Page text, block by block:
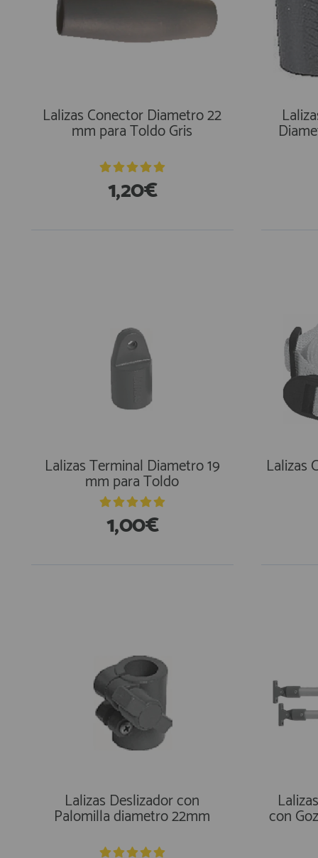
Lalizas Conector Diametro 22
mm para Toldo Gris
1,20€
Lalizas Terminal Diametro 19
mm para Toldo
1,00€
Lalizas
Lalizas Deslizador con
Palomilla diametro 22mm con